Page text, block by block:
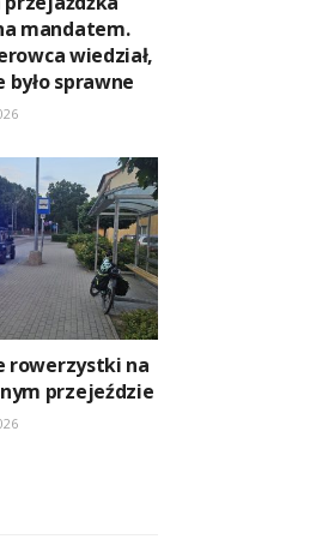
mandatem.
wiedział,
było sprawne
rowerzystki na
przejeździe